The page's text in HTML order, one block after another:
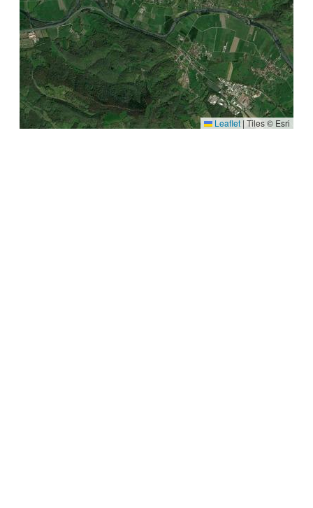
Leaflet | Tiles © Esri